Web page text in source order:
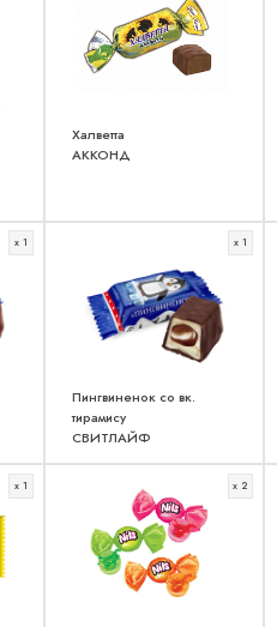
Халветта
АККОНД
x 1 x 1
Пингвиненок со вк.
тирамису
СВИТЛАЙФ
x 1 x 2